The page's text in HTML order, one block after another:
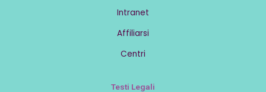
Intranet
Affiliarsi
Centri
Testi Legali